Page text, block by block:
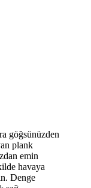
göğsünüzden
plank
emin
havaya
Denge